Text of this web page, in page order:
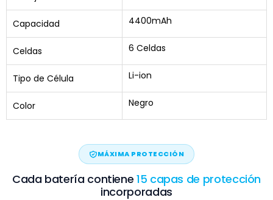
Capacidad 4400mAh
Celdas 6 Celdas
Tipo de Célula Li-ion
Color Negro
MÁXIMA PROTECCIÓN
Cada batería contiene 15 capas de protección
incorporadas